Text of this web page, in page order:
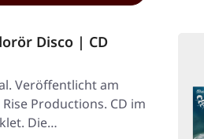
Disco | CD
Veröffentlicht am
Productions. CD im
Die…